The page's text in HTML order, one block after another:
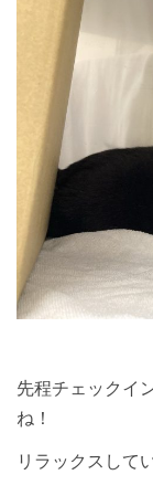
先程チェックイ
ね！
リラックスして